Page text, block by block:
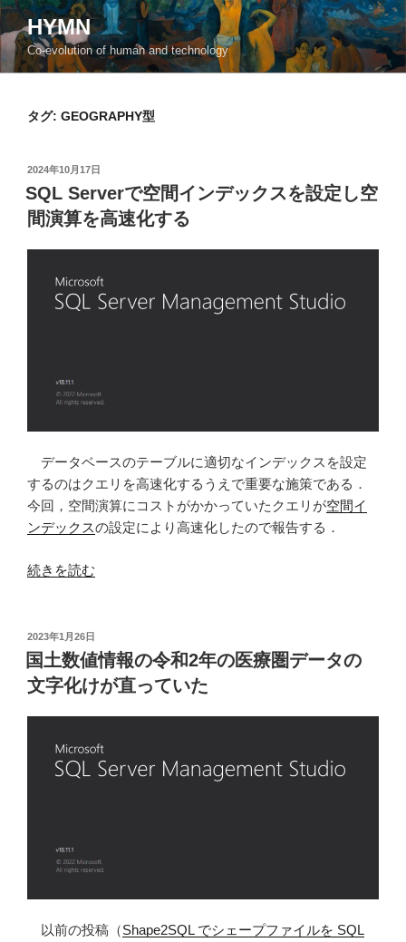
コ
ン
テ
ン
HYMN
Co-evolution of human and technology
タグ: GEOGRAPHY型
投
稿
日:
2024年10月17日
SQL Serverで空間インデックスを設定し空
間演算を高速化する
データベースのテーブルに適切なインデックスを設定
するのはクエリを高速化するうえで重要な施策である．
今回，空間演算にコストがかかっていたクエリが空間イ
ンデックスの設定により高速化したので報告する．
“SQL
空
間
イ
ン
デ
続きを読む
投
稿
日:
2023年1月26日
国土数値情報の令和2年の医療圏データの
文字化けが直っていた
以前の投稿（Shape2SQL でシェープファイルを SQL